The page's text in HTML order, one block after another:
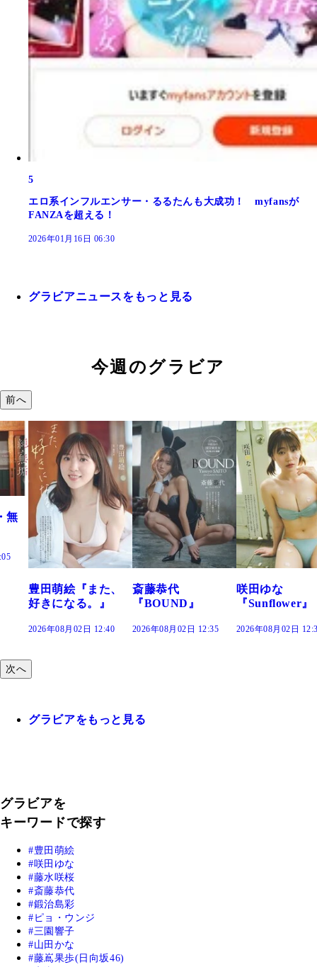
5
エロ系インフルエンサー・るるたんも大成功！ myfansが
FANZAを超える！
2026年01月16日 06:30
グラビアニュースをもっと見る
今週のグラビア
前へ
斎藤恭代
『BOUND』
2026年08月02日 12:35
咲田ゆな
『Sunflower』
2026年08月02日 12:30
藤水咲桜『
だまり』
2026年08月02日
次へ
グラビアをもっと見る
グラビアを
キーワードで探す
豊田萌絵
咲田ゆな
藤水咲桜
斎藤恭代
鍛治島彩
ピョ・ウンジ
三園響子
山田かな
藤嶌果歩(日向坂46)